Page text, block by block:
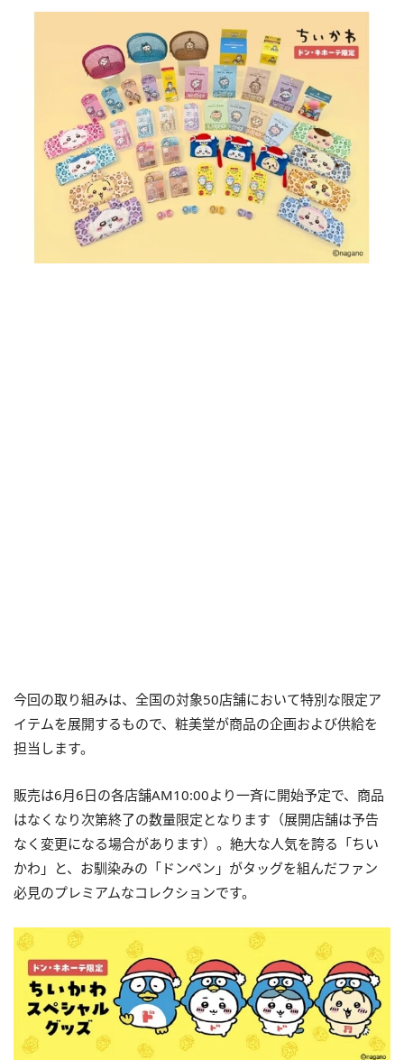
今回の取り組みは、全国の対象50店舗において特別な限定ア
イテムを展開するもので、粧美堂が商品の企画および供給を
担当します。
販売は6月6日の各店舗AM10:00より一斉に開始予定で、商品
はなくなり次第終了の数量限定となります（展開店舗は予告
なく変更になる場合があります）。絶大な人気を誇る「ちい
かわ」と、お馴染みの「ドンペン」がタッグを組んだファン
必見のプレミアムなコレクションです。